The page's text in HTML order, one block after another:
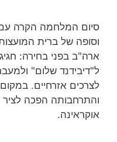
וסופה של ברית
ארה"ב בפני בחירה:
ל"דיבידנד שלום"
לצרכים אזרחיים.
והתרחבותה הפכה לציר
אוקראינה.